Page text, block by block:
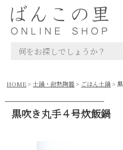
HOME 土鍋・耐熱陶器 ごはん土鍋
黒吹き丸手４号炊飯鍋